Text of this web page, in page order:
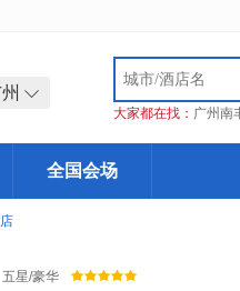
大家都在找： 广州南
全国会场
五星/豪华